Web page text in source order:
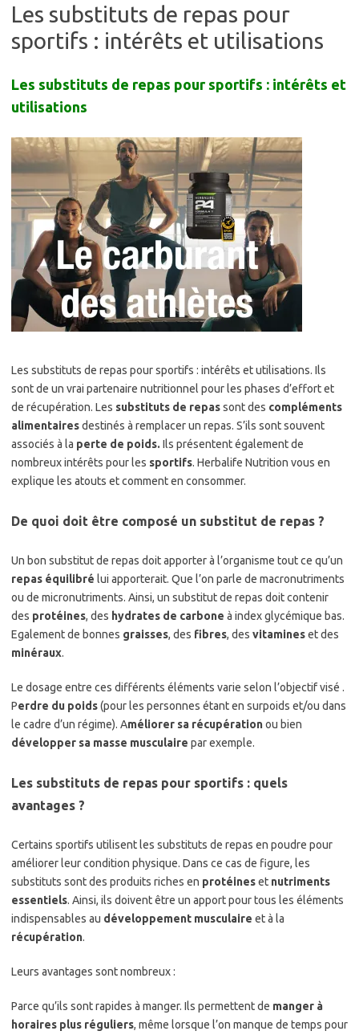
Les substituts de repas pour
sportifs : intérêts et utilisations
Les substituts de repas pour sportifs : intérêts et
utilisations
Les substituts de repas pour sportifs : intérêts et utilisations. Ils
sont de un vrai partenaire nutritionnel pour les phases d’effort et
de récupération. Les substituts de repassont des compléments
alimentairesdestinés à remplacer un repas. S’ils sont souvent
associés à la perte de poids. Ils présentent également de
nombreux intérêts pour les sportifs. Herbalife Nutrition vous en
explique les atouts et comment en consommer.
De quoi doit être composé un substitut de repas ?
Un bon substitut de repas doit apporter à l’organisme tout ce qu’un
repas équilibré lui apporterait. Que l’on parle de macronutriments
ou de micronutriments. Ainsi, un substitut de repas doit contenir
des protéines, des hydrates de carbone à index glycémique bas.
Egalement de bonnes graisses, des fibres, des vitamineset des
minéraux.
Le dosage entre ces différents éléments varie selon l’objectif visé .
Perdre du poids(pour les personnes étant en surpoids et/ou dans
le cadre d’un régime). Améliorer sa récupérationou bien
développer sa masse musculaire par exemple.
Les substituts de repas pour sportifs : quels
avantages ?
Certains sportifs utilisent les substituts de repas en poudre pour
améliorer leur condition physique. Dans ce cas de figure, les
substituts sont des produits riches en protéineset nutriments
essentiels. Ainsi, ils doivent être un apport pour tous les éléments
indispensables au développement musculaire et à la
récupération.
Leurs avantages sont nombreux :
Parce qu’ils sont rapides à manger. Ils permettent de manger à
horaires plus réguliers, même lorsque l’on manque de temps pour